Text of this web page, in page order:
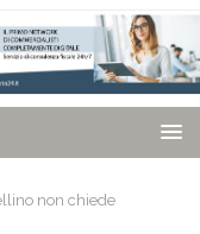
non chiede